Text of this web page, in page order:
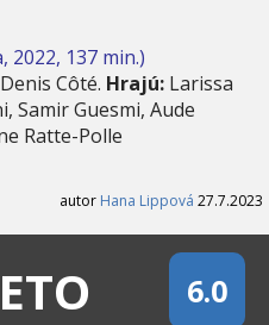
2022, 137 min.)
Denis Côté. Hrajú: Larissa
Samir Guesmi, Aude
Ratte-Polle
autor Hana Lippová 27.7.2023
6.0